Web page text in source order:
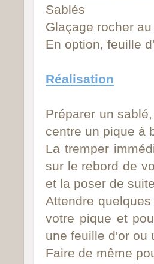
Sablés
Glaçage rocher
En option, feuille
Réalisation
Préparer un
centre un pique à
La tremper
sur le rebord de
et la poser de
Attendre
votre pique et
une feuille d'or ou
Faire de même